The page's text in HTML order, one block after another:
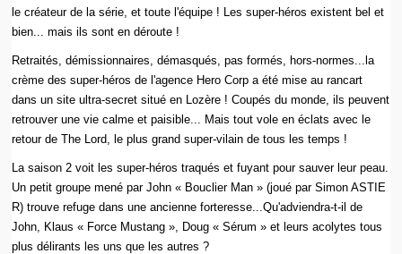
le créateur de la série, et toute l'équipe ! Les super-héros existent bel et
bien... mais ils sont en déroute !
Retraités, démissionnaires, démasqués, pas formés, hors-normes...la
crème des super-héros de l'agence Hero Corp a été mise au rancart
dans un site ultra-secret situé en Lozère ! Coupés du monde, ils peuvent
retrouver une vie calme et paisible... Mais tout vole en éclats avec le
retour de The Lord, le plus grand super-vilain de tous les temps !
La saison 2 voit les super-héros traqués et fuyant pour sauver leur peau.
Un petit groupe mené par John « Bouclier Man » (joué par Simon ASTIE
R) trouve refuge dans une ancienne forteresse...Qu'adviendra-t-il de
John, Klaus « Force Mustang », Doug « Sérum » et leurs acolytes tous
plus délirants les uns que les autres ?